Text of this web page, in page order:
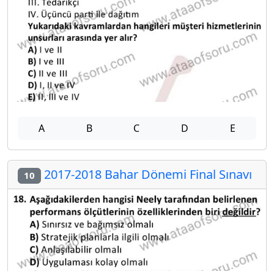
A B C D E
10 2017-2018 Bahar Dönemi Final Sınavı